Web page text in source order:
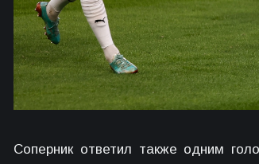
Соперник ответил также одним